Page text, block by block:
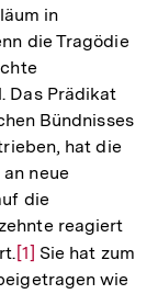
in
die Tragödie
Das Prädikat
Bündnisses
hat die
neue
die
reagiert
Zur
Auflösung
[1] Sie hat zum
wie